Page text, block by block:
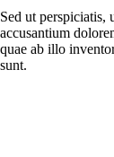
Sed ut perspiciatis,
accusantium
quae ab illo
sunt.